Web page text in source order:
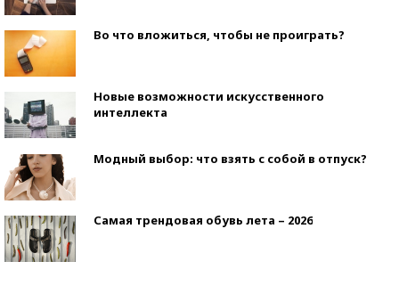
Во что вложиться, чтобы не проиграть?
Новые возможности искусственного
интеллекта
Модный выбор: что взять с собой в отпуск?
Самая трендовая обувь лета – 2026